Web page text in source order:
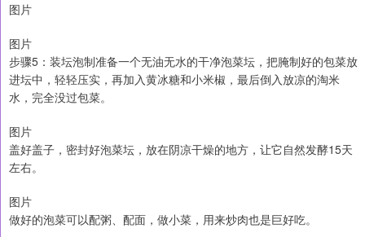
图片
图片
步骤5：装坛泡制准备一个无油无水的干净泡菜坛，把腌制好的包菜放
进坛中，轻轻压实，再加入黄冰糖和小米椒，最后倒入放凉的淘米
水，完全没过包菜。
图片
盖好盖子，密封好泡菜坛，放在阴凉干燥的地方，让它自然发酵15天
左右。
图片
做好的泡菜可以配粥、配面，做小菜，用来炒肉也是巨好吃。